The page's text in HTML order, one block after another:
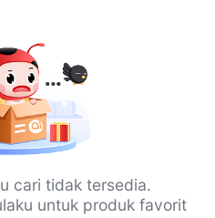
cari tidak tersedia.
untuk produk favorit